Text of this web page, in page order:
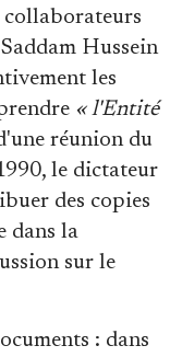
collaborateurs
Hussein
les
« l'Entité
réunion du
le dictateur
des copies
dans la
sur le
: dans